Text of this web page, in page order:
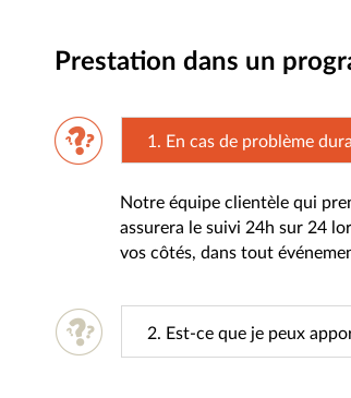
Prestation dans un
1. En cas de problème
Notre équipe clientèle qui
assurera le suivi 24h sur 24
vos côtés, dans tout
2. Est-ce que je peux